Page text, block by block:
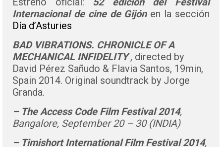
Internacional de cine de Gijón en la sección
Día d’Asturies
BAD VIBRATIONS. CHRONICLE OF A
MECHANICAL INFIDELITY, directed by
David Pérez Sañudo & Flavia Santos, 19min,
Spain 2014. Original soundtrack by Jorge
Granda.
– The Access Code Film Festival 2014,
Bangalore, September 20 – 30 (INDIA)
– Timishort International Film Festival 2014,